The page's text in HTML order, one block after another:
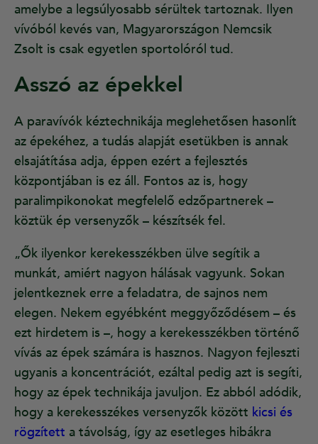
amelybe a legsúlyosabb sérültek tartoznak. Ilyen
vívóból kevés van, Magyarországon Nemcsik
Zsolt is csak egyetlen sportolóról tud.
Asszó az épekkel
A paravívók kéztechnikája meglehetősen hasonlít
az épekéhez, a tudás alapját esetükben is annak
elsajátítása adja, éppen ezért a fejlesztés
központjában is ez áll. Fontos az is, hogy
paralimpikonokat megfelelő edzőpartnerek –
köztük ép versenyzők – készítsék fel.
„Ők ilyenkor kerekesszékben ülve segítik a
munkát, amiért nagyon hálásak vagyunk. Sokan
jelentkeznek erre a feladatra, de sajnos nem
elegen. Nekem egyébként meggyőződésem – és
ezt hirdetem is –, hogy a kerekesszékben történő
vívás az épek számára is hasznos. Nagyon fejleszti
ugyanis a koncentrációt, ezáltal pedig azt is segíti,
hogy az épek technikája javuljon. Ez abból adódik,
hogy a kerekesszékes versenyzők között kicsi és
rögzített a távolság, így az esetleges hibákra